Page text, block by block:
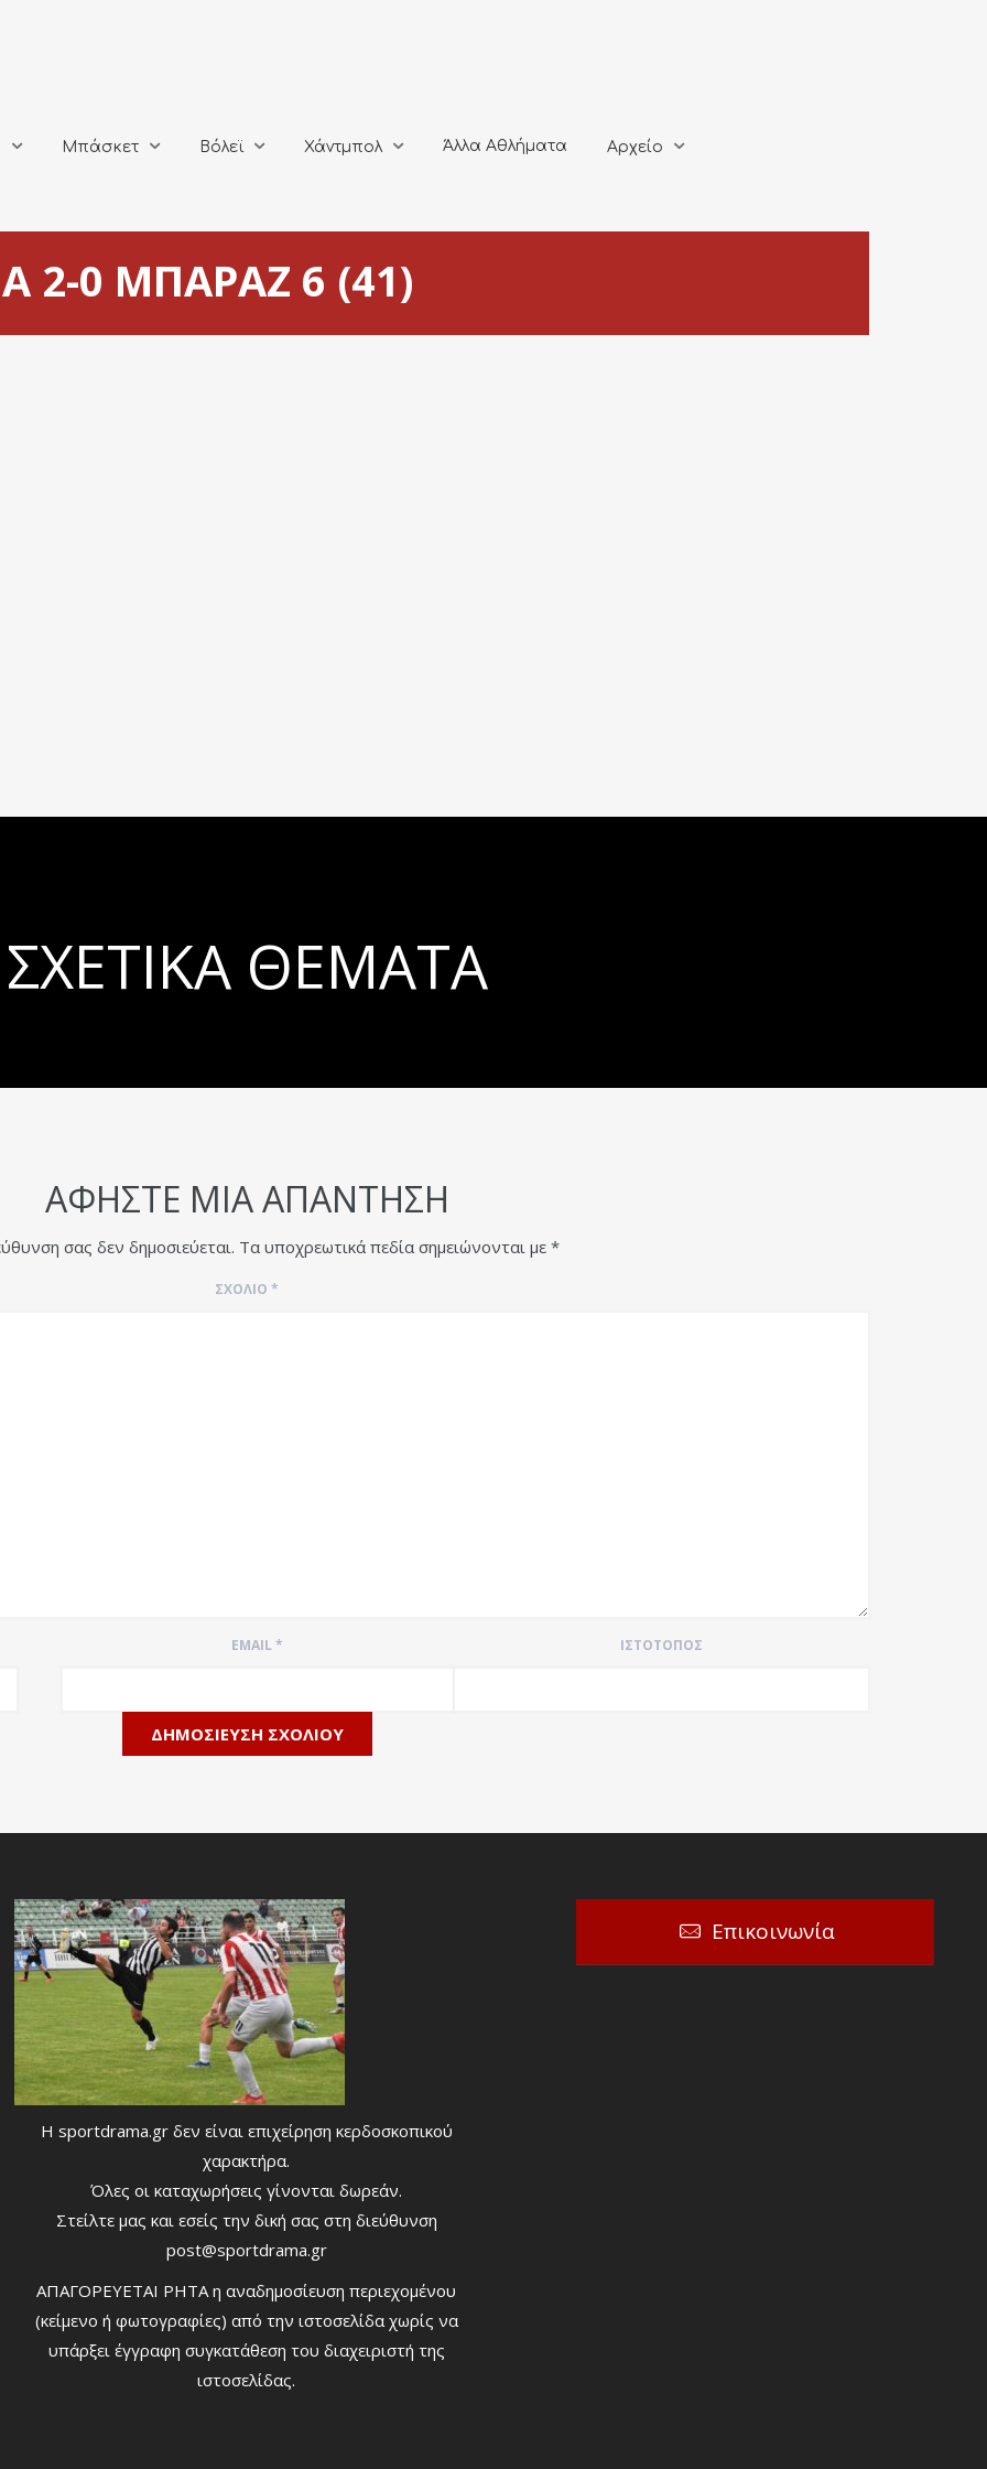
Μπάσκετ Βόλεϊ Χάντμπολ Άλλα Αθλήματα Αρχείο
2-0 ΜΠΑΡΑΖ 6 (41)
ΣΧΕΤΙΚΆ ΘΈΜΑΤΑ
ΑΦΉΣΤΕ ΜΙΑ ΑΠΆΝΤΗΣΗ
σας δεν δημοσιεύεται. Τα υποχρεωτικά πεδία σημειώνονται με *
ΣΧΌΛΙΟ *
EMAIL* ΙΣΤΌΤΟΠΟΣ
Η sportdrama.gr δεν είναι επιχείρηση κερδοσκοπικού
χαρακτήρα.
Όλες οι καταχωρήσεις γίνονται δωρεάν.
Στείλτε μας και εσείς την δική σας στη διεύθυνση
post@sportdrama.gr
ΑΠΑΓΟΡΕΥΕΤΑΙ ΡΗΤΑ η αναδημοσίευση περιεχομένου
(κείμενο ή φωτογραφίες) από την ιστοσελίδα χωρίς να
υπάρξει έγγραφη συγκατάθεση του διαχειριστή της
ιστοσελίδας.
Επικοινωνία